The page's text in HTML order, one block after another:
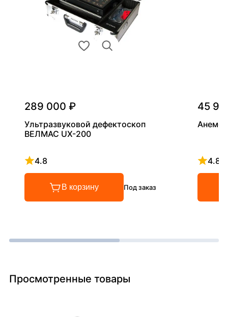
289 000 ₽
Ультразвуковой дефектоскоп
ВЕЛМАС UX-200
4.8
Рейтинг 4.8 из 5
В корзину Под заказ
45
4.8
Просмотренные товары